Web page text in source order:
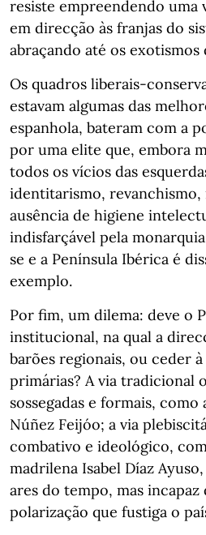
resiste empreendendo uma
em direcção às franjas do
abraçando até os
Os quadros liberais-
estavam algumas das
espanhola, bateram com a
por uma elite que, embora
todos os vícios das
identitarismo, revanchismo,
ausência de higiene
indisfarçável pela
se e a Península Ibérica é
exemplo.
Por fim, um dilema: deve o
institucional, na qual a
barões regionais, ou ceder
primárias? A via tradicional
sossegadas e formais,
Núñez Feijóo; a via
combativo e ideológico,
madrilena Isabel Díaz
ares do tempo, mas incapaz
polarização que fustiga o